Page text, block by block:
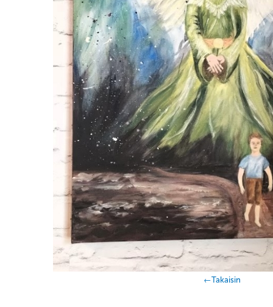
←Takaisin